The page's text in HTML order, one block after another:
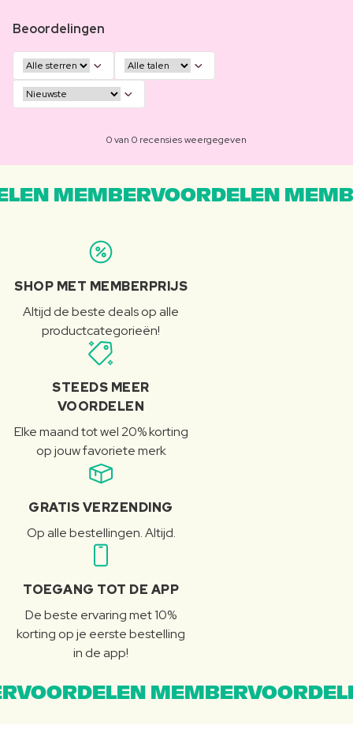
Beoordelingen
0 van 0 recensies weergegeven
MEMBERVOORDELEN
SHOP MET MEMBERPRIJS
Altijd de beste deals op alle
productcategorieën!
STEEDS MEER
VOORDELEN
Elke maand tot wel 20% korting
op jouw favoriete merk
GRATIS VERZENDING
Op alle bestellingen. Altijd.
TOEGANG TOT DE APP
De beste ervaring met 10%
korting op je eerste bestelling
in de app!